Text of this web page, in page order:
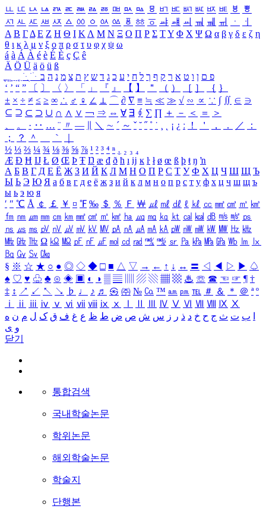
ㅥ ㅦ ㅧ ㅨ ㅩ ㅪ ㅫ ㅬ ㅭ ㅮ ㅯ ㅰ ㅱ ㅲ ㅳ ㅴ ㅵ ㅶ ㅷ ㅸ
ㅹ
ㅺ ㅻ ㅼ ㅽ ㅾ ㅿ ㆀ ㆁ ㆂ ㆃ ㆄ ㆅ ㆆ ㆇ ㆈ ㆉ ㆊ ㆋ ㆌ ㆍ
ㆎ
Α Β ΓΔ Ε Ζ Η Θ Ι ΚΛ Μ Ν Ξ Ο Π Ρ Σ ΤΥ Φ Χ Ψ Ω α β γ δ ε ζ η
θ ι κ λ μ ν ξ ο π ρ σ τ υ φ χ ψ ω
á à Á À é è É È ç Ç ê
Ä Ö Ü ä ö ü ß
ִֶֹ ֻּ ׁׂ פ ם ן ו ט א ר ק ף ך ל ח י ע כ ג ד ש ץ ת צ מ נ ה ב
‘ ’ “ ” 〔 〕 〈 〉 「 」 『 』 【 】 ＂ （ ） ［ ］ ｛ ｝
± × ÷ ≠ ≤ ≥ ∞ ∴ ♂ ♀ ∠ ⊥ ⌒ ∂ ∇ ≡ ≒ ≪ ≫ √ ∽ ∝ ∵ ∫ ∬ ∈ ∋
⊆ ⊇ ⊂ ⊃ ∪ ∩ ∧ ∨ ￢ ⇒ ⇔ ∀ ∃ ∮ ∑ ∏ ＋ － ＜ ＝
＞
、
。 · ‥ … ¨ 〃 ― ＼ ∼ ´ ～ ˇ ˘ ˝ ˚ ˙ ¸ ¡ ¿ ː ！ ＇ ， ． ／
：
；
？ ＾ ｀
½ ⅓ ⅔ ¼ ¾ ⅛ ⅜ ⅝ ⅞ ¹ ² ³ ⁴ ⁿ ₁ ₂ ₃ ₄
Æ Ð Ħ Ĳ Ł Ø Œ Þ Ŧ Ŋ æ đ ð ħ ı ĳ ĸ ŀ ł ø œ ß þ ŧ ŋ ŉ
А Б В Г Д Е Ё Ж З И Й К Л М Н О П Р С Т У Ф Х Ц Ч Ш Щ Ъ
Ы Ь Э Ю Я а б в г д е ё ж з и й к л м н о п р с т у ф х ц ч ш щ ъ
ы ь э ю я
′ ″ ℃ Å ￠ ￡ ￥ ¤ ℉ ‰ ＄ ％ Ｆ ￦ ㎕ ㎖ ㎗ ℓ ㎘ ㏄ ㎣ ㎤ ㎥ ㎦
㎙ ㎚ ㎛ ㎜ ㎝ ㎞ ㎟ ㎠ ㎡ ㎢ ㏊ ㎍ ㎎ ㎏ ㏏ ㎈ ㎉ ㏈ ㎧ ㎨ ㎰
㎱ ㎲ ㎳ ㎴ ㎵ ㎶ ㎷ ㎸ ㎹ ㎀ ㎁ ㎂ ㎃ ㎄ ㎺ ㎻ ㎽ ㎾ ㎿ ㎐ ㎑
㎒ ㎓ ㎔ Ω ㏀ ㏁ ㎊ ㎋ ㎌ ㏖ ㏅ ㎭ ㎮ ㎯ ㏛ ㎩ ㎪ ㎫ ㎬ ㏝ ㏐
㏓
㏃ ㏉ ㏜ ㏆
§ ※ ☆ ★ ○ ● ◎ ◇ ◆ □ ■ △ ▽ → ← ↑ ↓ ↔ 〓 ◁ ◀ ▷ ▶ ♤
♠ ♡ ♥ ♧ ♣ ⊙ ◈ ▣ ◐ ◑ ▒ ▤ ▨ ▧ ▦ ▩ ♨ ☏ ☎ ☜ ☞ ¶ †
‡ ↕ ↗ ↙ ↖ ↘ ♭ ♩ ♪ ♬ ㉿ ㈜ № ㏇ ™ ㏂ ㏘ ℡ ＃ ＆ ＊ ＠ ª º
ⅰ
ⅱ ⅲ ⅳ ⅴ ⅵ ⅶ ⅷ ⅸ ⅹ Ⅳ Ⅴ Ⅵ Ⅶ Ⅷ Ⅸ Ⅹ
ب ت ث ج ح خ د ذ ر ز س ش ص ض ط ظ ع غ ف ق ک ل م ن ه
و ی
닫기
통합검색
국내학술논문
학위논문
해외학술논문
학술지
단행본